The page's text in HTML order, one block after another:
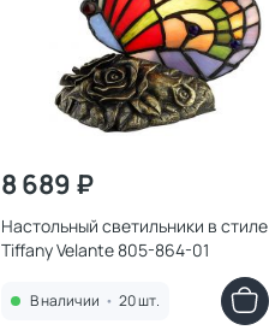
8 689 ₽
Настольный светильники в стиле
Tiffany Velante 805-864-01
В наличии • 20 шт.